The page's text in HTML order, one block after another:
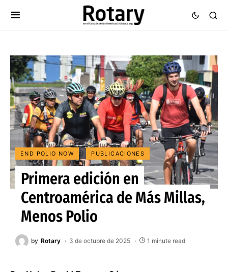
END POLIO NOW PUBLICACIONES
Primera edición en
Centroamérica de Más Millas,
Menos Polio
by Rotary 3 de octubre de 2025 1 minute read